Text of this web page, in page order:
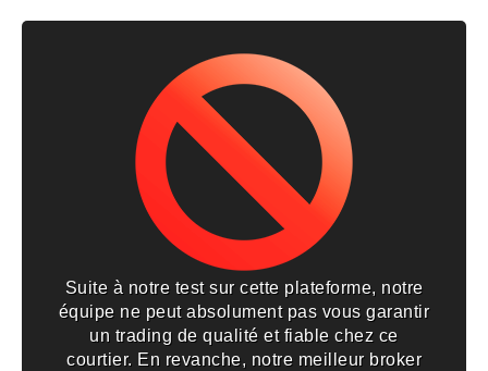
Suite à notre test sur cette plateforme, notre
équipe ne peut absolument pas vous garantir
un trading de qualité et fiable chez ce
courtier. En revanche, notre meilleur broker